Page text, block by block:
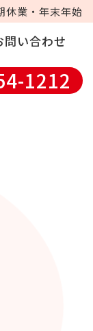
休業・年末年始
問い合わせ
1212